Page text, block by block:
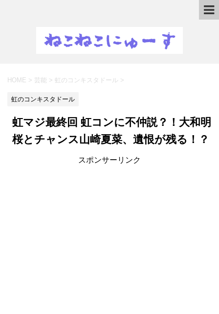
HOME > 芸能 > 虹のコンキスタドール >
虹のコンキスタドール
虹マジ最終回 虹コンに不仲説？！大和明
桜とチャンス山崎夏菜、遺恨が残る！？
スポンサーリンク